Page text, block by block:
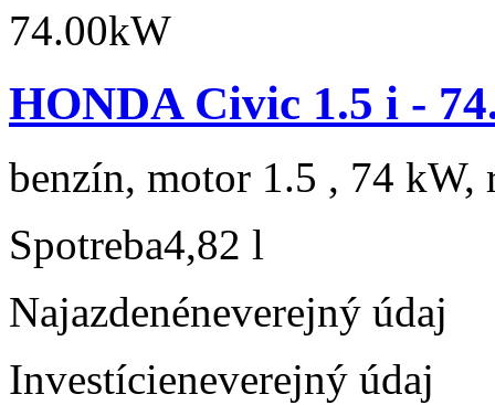
HONDA Civic 1.5 i -
benzín, motor 1.5 , 74 kW,
Spotreba4,82 l
Najazdenéneverejný údaj
Investícieneverejný údaj